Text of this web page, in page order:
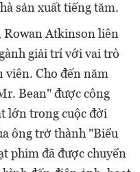
sản xuất tiếng tăm.
Rowan Atkinson liên
giải trí với vai trò
viên. Cho đến năm
Bean" được công
lớn trong cuộc đời
ông trở thành "Biểu
phim đã được chuyển